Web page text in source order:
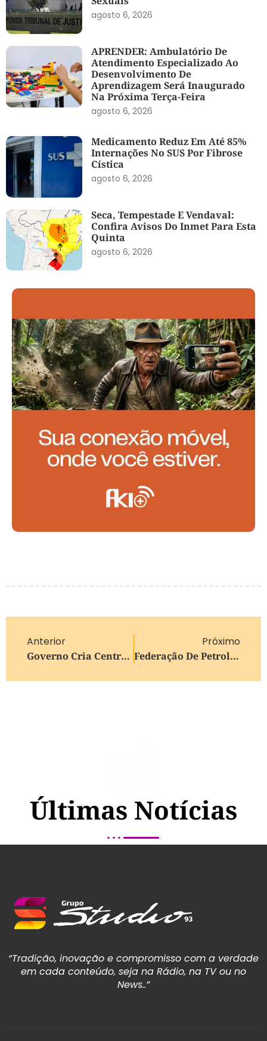
agosto 6, 2026
APRENDER: Ambulatório De
Atendimento Especializado Ao
Desenvolvimento De
Aprendizagem Será Inaugurado
Na Próxima Terça-Feira
agosto 6, 2026
Medicamento Reduz Em Até 85%
Internações No SUS Por Fibrose
Cística
agosto 6, 2026
Seca, Tempestade E Vendaval:
Confira Avisos Do Inmet Para Esta
Quinta
agosto 6, 2026
Anterior
Governo Cria Centro Ligado À PF Para Proteção De Criança E Adolescente
Próximo
Federação De Petroleiros Atribui Alta Do Diesel A Aumentos Abusivos
Últimas Notícias
“Tradição, inovação e compromisso com a verdade
em cada conteúdo, seja na Rádio, na TV ou no
News..”